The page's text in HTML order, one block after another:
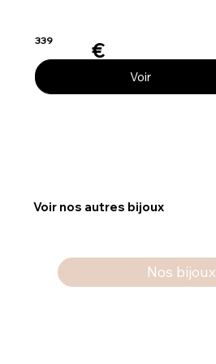
Voir
339 €
Voir nos autres bijoux
Nos bijoux